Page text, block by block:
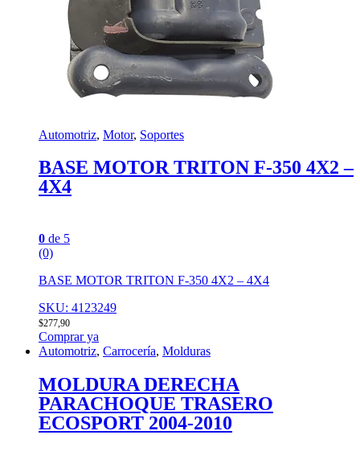
Automotriz, Motor, Soportes
BASE MOTOR TRITON F-350 4X2 –
4X4
0 de 5
(0)
BASE MOTOR TRITON F-350 4X2 – 4X4
SKU: 4123249
$277,90
Comprar ya
Automotriz, Carrocería, Molduras
MOLDURA DERECHA
PARACHOQUE TRASERO
ECOSPORT 2004-2010